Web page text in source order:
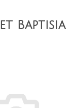
Baptisia